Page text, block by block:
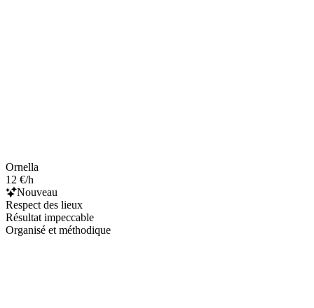
Ornella
12 €/h
Nouveau
Respect des lieux
Résultat impeccable
Organisé et méthodique